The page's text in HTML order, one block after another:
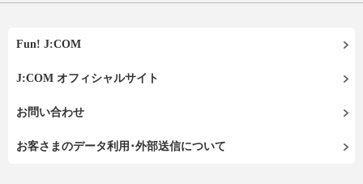
Fun! J:COM
J:COM オフィシャルサイト
お問い合わせ
お客さまのデータ利用･外部送信について